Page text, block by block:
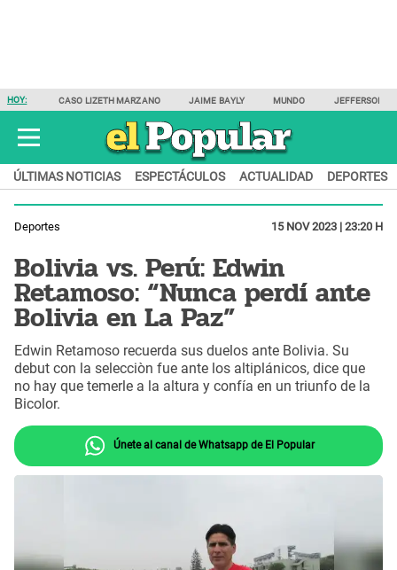
HOY: CASO LIZETH MARZANO JAIME BAYLY MUNDO JEFFERSON
ÚLTIMAS NOTICIAS ESPECTÁCULOS ACTUALIDAD DEPORTES
Deportes 15 NOV 2023 | 23:20 H
Bolivia vs. Perú: Edwin
Retamoso: “Nunca perdí ante
Bolivia en La Paz”
Edwin Retamoso recuerda sus duelos ante Bolivia. Su
debut con la selecciòn fue ante los altiplánicos, dice que
no hay que temerle a la altura y confía en un triunfo de la
Bicolor.
Únete al canal de Whatsapp de El Popular